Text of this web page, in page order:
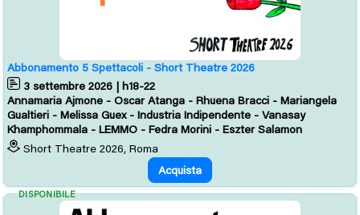
Abbonamento 5 Spettacoli - Short Theatre 2026
3 settembre 2026 | h18-22
Annamaria Ajmone - Oscar Atanga - Rhuena Bracci - Mariangela
Gualtieri - Melissa Guex - Industria Indipendente - Vanasay
Khamphommala - LEMMO - Fedra Morini - Eszter Salamon
Short Theatre 2026, Roma
Acquista
DISPONIBILE